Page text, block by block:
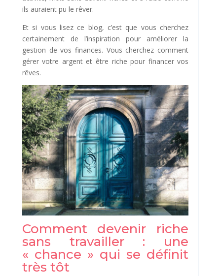
ils auraient pu le rêver.
Et si vous lisez ce blog, c’est que vous cherchez
certainement de l’inspiration pour améliorer la
gestion de vos finances. Vous cherchez comment
gérer votre argent et être riche pour financer vos
rêves.
Comment devenir riche
sans travailler : une
« chance » qui se définit
très tôt